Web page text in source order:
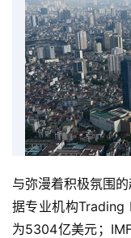
与弥漫着积极氛围
据专业机构Trading
为5304亿美元；